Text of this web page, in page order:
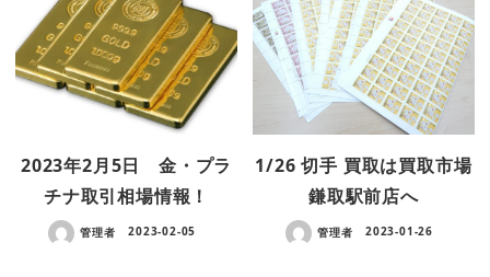
2023年2月5日 金・プラ
チナ取引相場情報！
管理者 2023-02-05
1/26 切手 買取は買取市場
鎌取駅前店へ
管理者 2023-01-26